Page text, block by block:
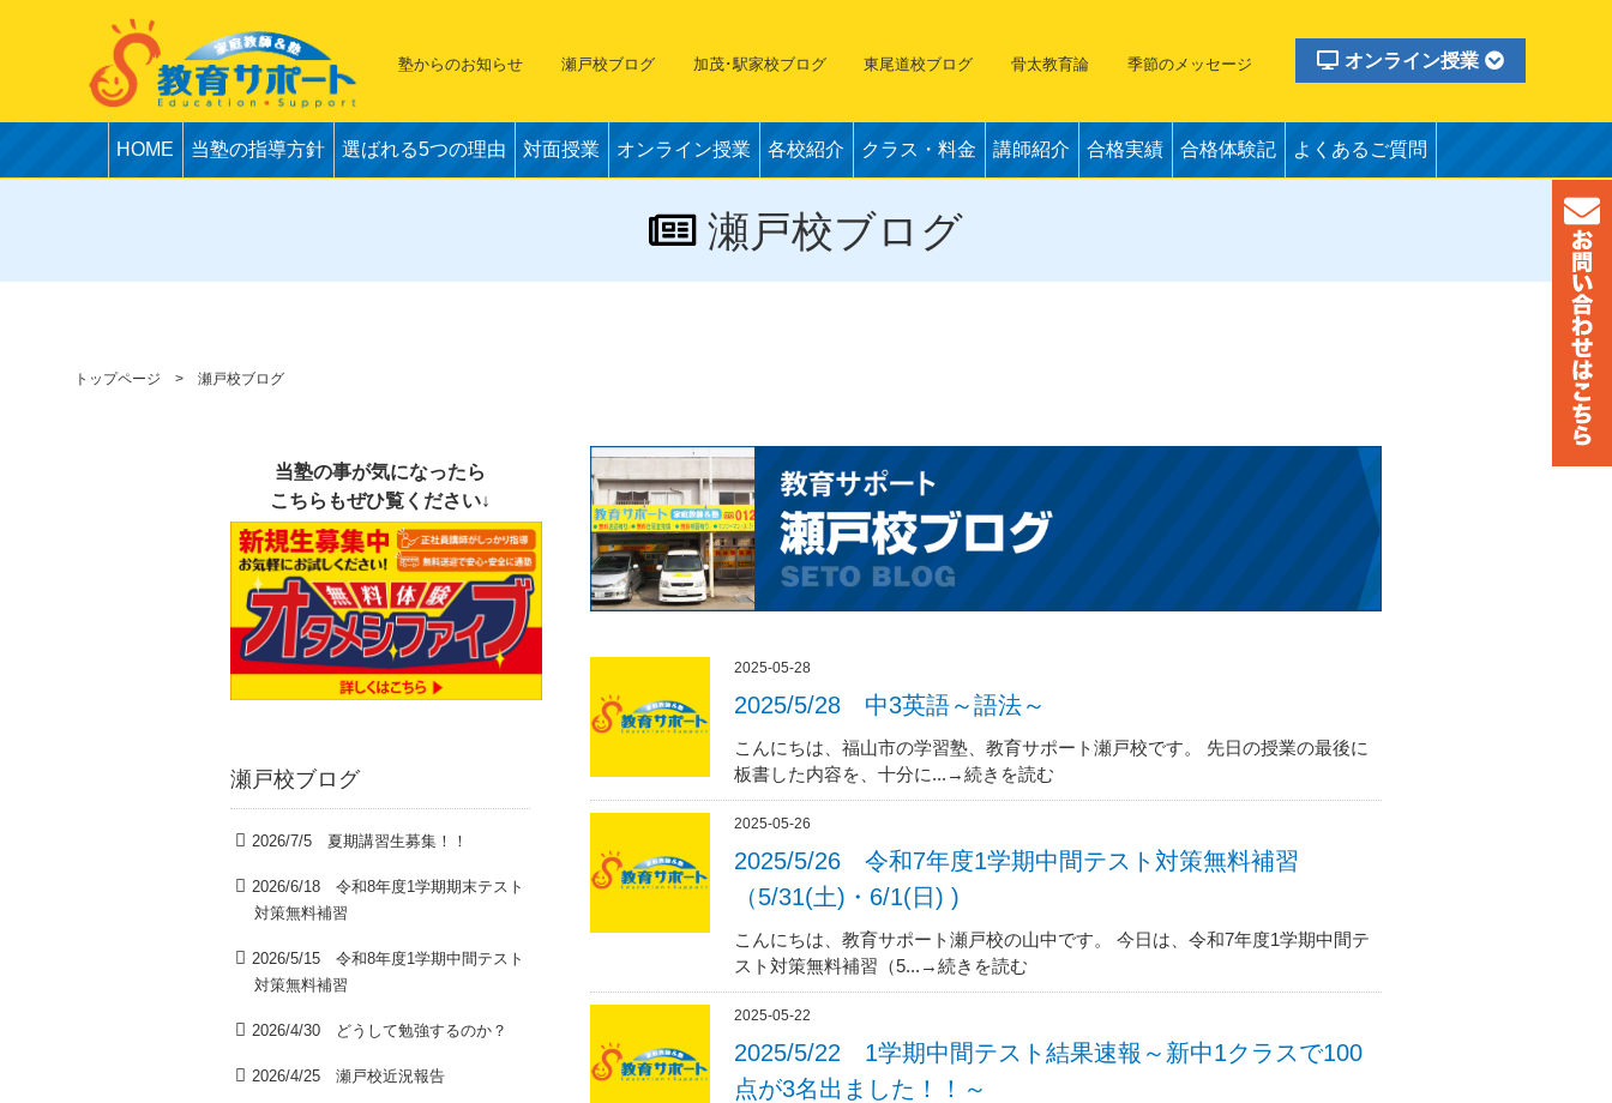
オンライン授業
塾からのお知らせ 瀬戸校ブログ 加茂･駅家校ブログ 東尾道校ブログ 骨太教育論 季節のメッセージ
HOME 当塾の指導方針 選ばれる5つの理由 対面授業 オンライン授業 各校紹介 クラス・料金 講師紹介 合格実績 合格体験記 よくあるご質問
瀬戸校ブログ
トップページ 瀬戸校ブログ
2025-05-28
2025/5/28 中3英語～語法～
こんにちは、福山市の学習塾、教育サポート瀬戸校です。 先日の授業の最後に
板書した内容を、十分に...→続きを読む
2025-05-26
2025/5/26 令和7年度1学期中間テスト対策無料補習
（5/31(土)・6/1(日) )
こんにちは、教育サポート瀬戸校の山中です。 今日は、令和7年度1学期中間テ
スト対策無料補習（5...→続きを読む
2025-05-22
2025/5/22 1学期中間テスト結果速報～新中1クラスで100
点が3名出ました！！～
当塾の事が気になったら
こちらもぜひ覧ください↓
瀬戸校ブログ
2026/7/5 夏期講習生募集！！
2026/6/18 令和8年度1学期期末テスト
対策無料補習
2026/5/15 令和8年度1学期中間テスト
対策無料補習
2026/4/30 どうして勉強するのか？
2026/4/25 瀬戸校近況報告